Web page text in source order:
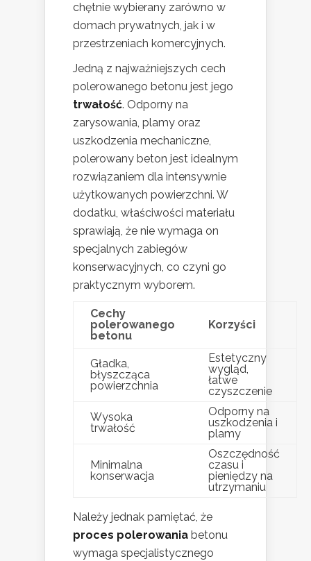
chętnie wybierany zarówno w
domach prywatnych, jak i w
przestrzeniach komercyjnych.
Jedną z najważniejszych cech
polerowanego betonu jest jego
trwałość. Odporny na
zarysowania, plamy oraz
uszkodzenia mechaniczne,
polerowany beton jest idealnym
rozwiązaniem dla intensywnie
użytkowanych powierzchni. W
dodatku, właściwości materiału
sprawiają, że nie wymaga on
specjalnych zabiegów
konserwacyjnych, co czyni go
praktycznym wyborem.
Cechy
polerowanego
betonu
Korzyści
Gładka,
błyszcząca
powierzchnia
Estetyczny
wygląd,
łatwe
czyszczenie
Wysoka
trwałość
Odporny na
uszkodzenia i
plamy
Minimalna
konserwacja
Oszczędność
czasu i
pieniędzy na
utrzymaniu
Należy jednak pamiętać, że
proces polerowania betonu
wymaga specjalistycznego